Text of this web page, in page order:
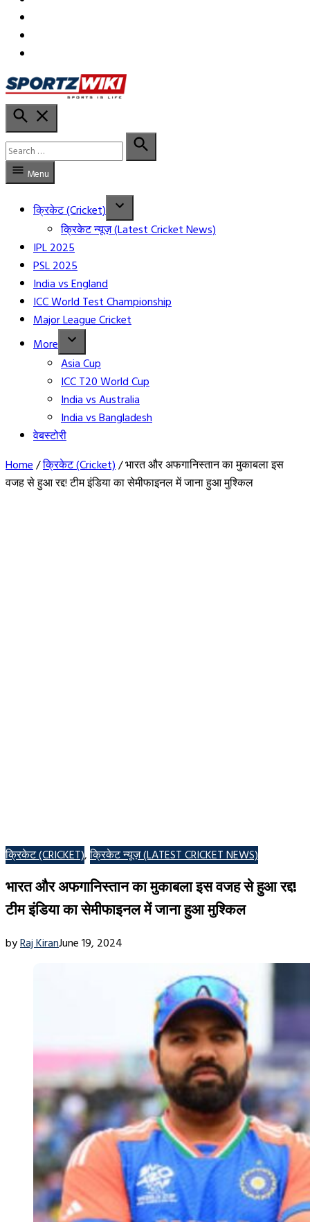
Sportzwiki Hindi
Open
Search
Search
for:
Search
Menu
क्रिकेट (Cricket)
क्रिकेट न्यूज़ (Latest Cricket News)
IPL 2025
PSL 2025
India vs England
ICC World Test Championship
Major League Cricket
More
Asia Cup
ICC T20 World Cup
India vs Australia
India vs Bangladesh
वेबस्टोरी
Home/क्रिकेट (Cricket)/भारत और अफगानिस्तान का मुकाबला इस
वजह से हुआ रद्द! टीम इंडिया का सेमीफाइनल में जाना हुआ मुश्किल
POSTED
क्रिकेट (CRICKET),क्रिकेट न्यूज़ (LATEST CRICKET NEWS)
भारत और अफगानिस्तान का मुकाबला इस वजह से हुआ रद्द!
टीम इंडिया का सेमीफाइनल में जाना हुआ मुश्किल
byRaj KiranJune 19, 2024